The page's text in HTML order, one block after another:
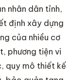
nhân dân tỉnh,
định xây dựng
của nhiều cơ
phương tiện vi
quy mô thiết kế